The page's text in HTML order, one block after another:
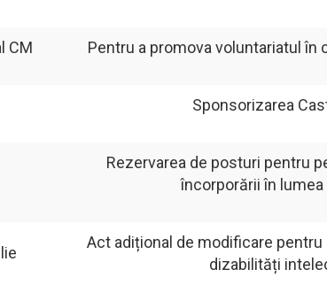
CM Pentru a promova voluntariatul în
Sponsorizarea
Rezervarea de posturi pentru
încorporării în
Act adițional de modificare
dizabilități